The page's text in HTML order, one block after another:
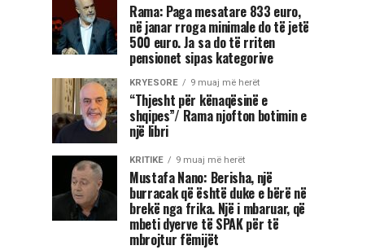
Rama: Paga mesatare 833 euro,
në janar rroga minimale do të jetë
500 euro. Ja sa do të rriten
pensionet sipas kategorive
KRYESORE 9 muaj më herët
“Thjesht për kënaqësinë e
shqipes”/ Rama njofton botimin e
një libri
KRITIKE 9 muaj më herët
Mustafa Nano: Berisha, një
burracak që është duke e bërë në
brekë nga frika. Një i mbaruar, që
mbeti dyerve të SPAK për të
mbrojtur fëmijët